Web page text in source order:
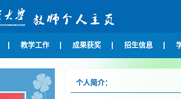
教学工作 成果获奖 招生信息
个人简介：